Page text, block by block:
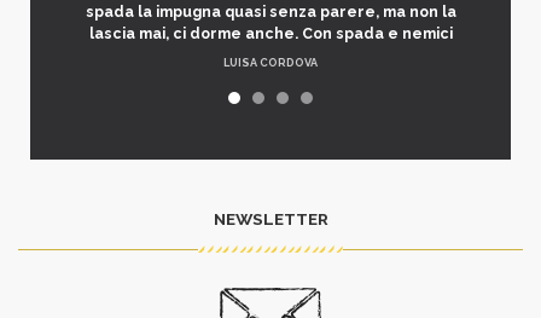
spada la impugna quasi senza parere, ma non la
lascia mai, ci dorme anche. Con spada e nemici
LUISA CORDOVA
NEWSLETTER